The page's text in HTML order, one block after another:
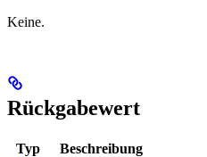
Keine.
Rückgabewert
Typ
Beschreibung